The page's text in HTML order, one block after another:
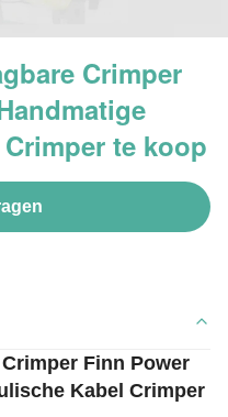
Crimper
te koop
Finn Power
Kabel Crimper